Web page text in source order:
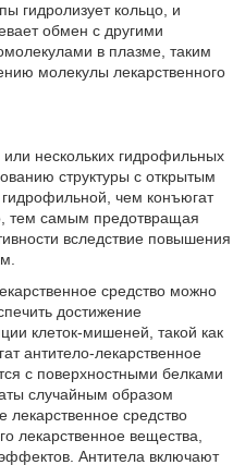
гидролизует кольцо, и
обмен с другими
в плазме, таким
молекулы лекарственного
нескольких гидрофильных
структуры с открытым
чем конъюгат
тем самым предотвращая
вследствие повышения
средство можно
достижение
клеток-мишеней, такой как
антитело-лекарственное
с поверхностными белками
случайным образом
лекарственное средство
лекарственное вещества,
Антитела включают